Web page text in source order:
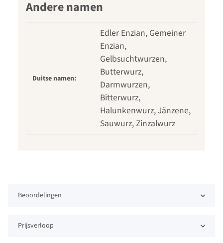
Andere namen
Duitse namen:
Edler Enzian, Gemeiner
Enzian,
Gelbsuchtwurzen,
Butterwurz,
Darmwurzen,
Bitterwurz,
Halunkenwurz, Jänzene,
Sauwurz, Zinzalwurz
Beoordelingen
Prijsverloop